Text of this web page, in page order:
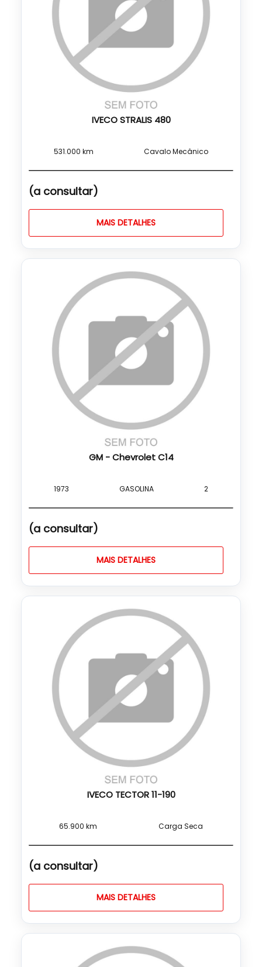
IVECO STRALIS 480
531.000 km Cavalo Mecânico
(a consultar)
MAIS DETALHES
GM - Chevrolet C14
1973 GASOLINA 2
(a consultar)
MAIS DETALHES
IVECO TECTOR 11-190
65.900 km Carga Seca
(a consultar)
MAIS DETALHES